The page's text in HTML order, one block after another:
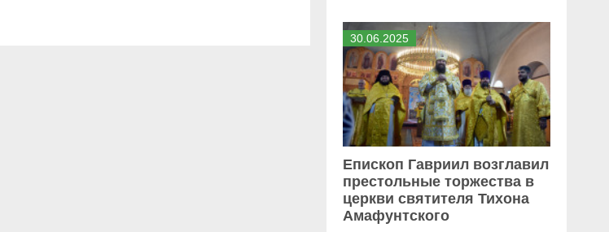
30 06 2025
Епископ Гавриил возглавил
престольные торжества в
церкви святителя Тихона
Амафунтского